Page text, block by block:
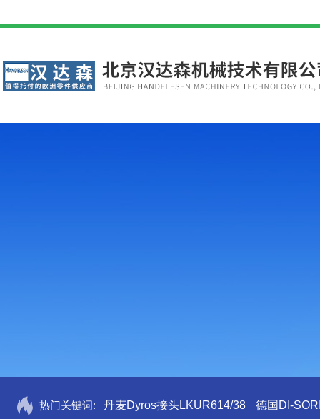
热门关键词: 丹麦Dyros接头LKUR614/38 德国DI-